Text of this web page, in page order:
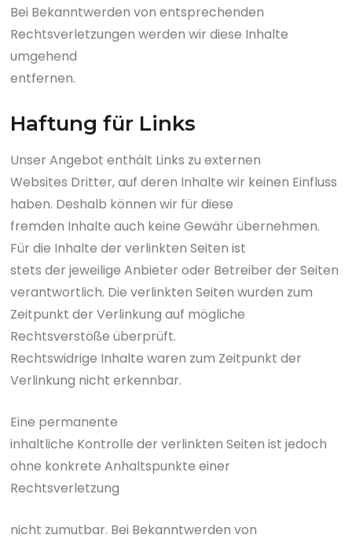
Bei Bekanntwerden von entsprechenden
Rechtsverletzungen werden wir diese Inhalte
umgehend
entfernen.
Haftung für Links
Unser Angebot enthält Links zu externen
Websites Dritter, auf deren Inhalte wir keinen Einfluss
haben. Deshalb können wir für diese
fremden Inhalte auch keine Gewähr übernehmen.
Für die Inhalte der verlinkten Seiten ist
stets der jeweilige Anbieter oder Betreiber der Seiten
verantwortlich. Die verlinkten Seiten wurden zum
Zeitpunkt der Verlinkung auf mögliche
Rechtsverstöße überprüft.
Rechtswidrige Inhalte waren zum Zeitpunkt der
Verlinkung nicht erkennbar.
Eine permanente
inhaltliche Kontrolle der verlinkten Seiten ist jedoch
ohne konkrete Anhaltspunkte einer
Rechtsverletzung
nicht zumutbar. Bei Bekanntwerden von